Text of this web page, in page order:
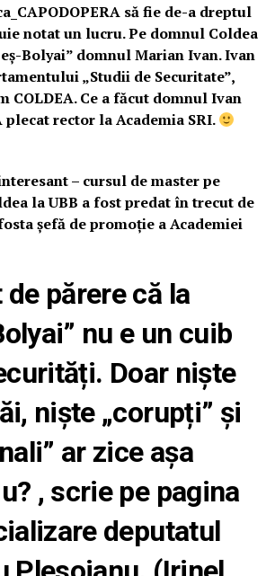
să fie de-a dreptul
notat un lucru. Pe domnul Coldea
Bolyai” domnul Marian Ivan. Ivan
„Studii de Securitate”,
COLDEA. Ce a făcut domnul Ivan
plecat rector la Academia SRI.
– cursul de master pe
la UBB a fost predat în trecut de
șefă de promoție a Academiei
părere că la
nu e un cuib
Doar niște
niște „corupți” și
ar zice așa
, scrie pe pagina
deputatul